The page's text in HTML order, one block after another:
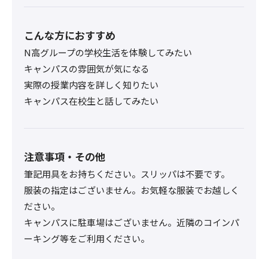
こんな方におすすめ
N高グループの学校生活を体験してみたい
キャンパスの雰囲気が気になる
実際の授業内容を詳しく知りたい
キャンパス在校生と話してみたい
注意事項・その他
筆記用具をお持ちください。スリッパは不要です。
服装の指定はございません。お気軽な服装でお越しく
ださい。
キャンパスに駐車場はございません。近隣のコインパ
ーキング等をご利用ください。